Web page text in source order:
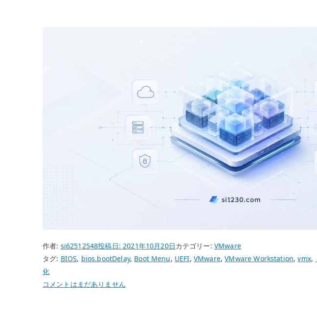
作者: si62512548投稿日:2021年10月20日カテゴリー: VMware
タグ: BIOS, bios.bootDelay, Boot Menu, UEFI, VMware,VMware Workstation,vmx,
化
VMware
コメントはまだありません